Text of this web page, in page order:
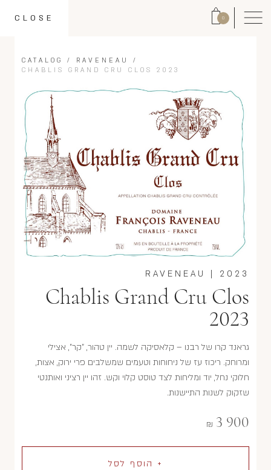
0
CLOSE
CATALOG / RAVENEAU
/
CHABLIS GRAND CRU CLOS 2023
2023
|
RAVENEAU
Chablis Grand Cru Clos
2023
גראנד קרו של רבנו – קלאסיקה לשמה. יין טהור, "קר", אצילי
ומרוחק. ריכוז עז של ניחוחות וטעמים שמשלבים פרי ירוק, אצות,
חלוקי נחל, יוד ומליחות לצד טוסט קלוי וקש. זהו יין רציני ואותנטי
שזקוק לשנות התיישנות.
3 900
₪
+ הוסף לסל